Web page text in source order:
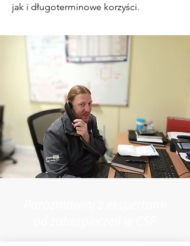
jak i długoterminowe korzyści.